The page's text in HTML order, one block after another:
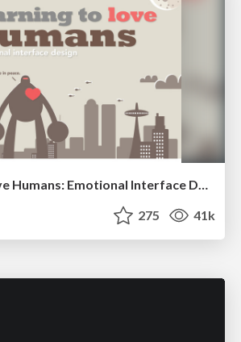
Learning to Love Humans: Emotional Interface Design
275 41k